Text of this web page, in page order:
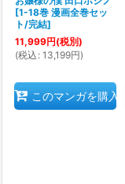
[1-18巻 漫画全巻セッ
ト/完結]
11,999円(税別)
(税込 : 13,199円)
このマンガを購入